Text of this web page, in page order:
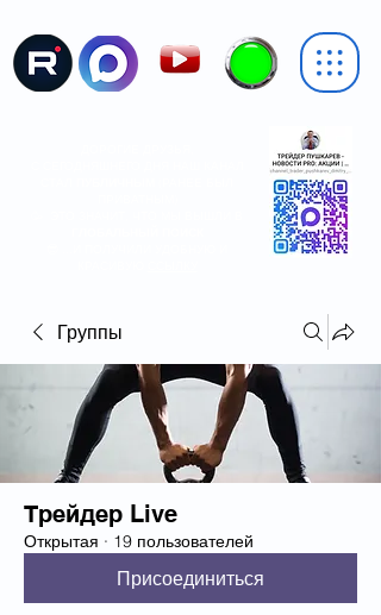
Группы
Трейдер Live
Открытая · 19 пользователей
Присоединиться